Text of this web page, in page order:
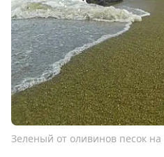
Зеленый от оливинов песок